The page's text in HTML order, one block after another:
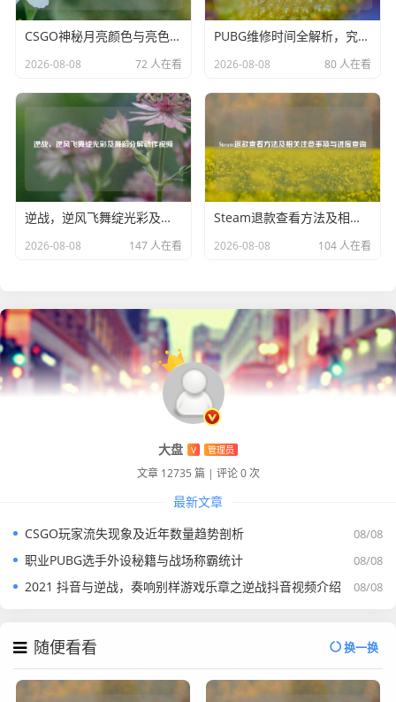
契的配合，能够更高效地应对各种难题，战胜强大的敌人，
玩家还可以在社区中分享自己的游戏心得、发现的隐藏地
点，与其他玩家交流经验，共同探讨游戏中的策略和技巧，
中建立起了深厚的友谊。
《迷宫生活》在 Steam 上以其独特的迷宫探索玩法、丰富的
角色养成系统和活跃的社交氛围，为玩家们呈现了一场精彩
绝伦的冒险之旅，如果你渴望挑战未知、体验探索的乐趣，
那么这款游戏绝对值得你在 Steam 上一试，相信它会带你走
进一个充满惊喜与奇迹的迷宫生活。
CSGO神秘月亮颜色与亮色系搭配
2026-08-08 72 人在看
PUBG维修时间全解析，究竟到几点？
2026-08-08 80 人在看
逆战，逆风飞舞绽光彩及舞蹈分解动作视频
2026-08-08 147 人在看
Steam退款查看方法及相关注意事项与进度查询
2026-08-08 104 人在看
大盘 V 管理员
文章 12735 篇 | 评论 0 次
最新文章
08/08
CSGO玩家流失现象及近年数量趋势剖析
08/08
职业PUBG选手外设秘籍与战场称霸统计
08/08
2021 抖音与逆战，奏响别样游戏乐章之逆战抖音视频介绍
随便看看 换一换